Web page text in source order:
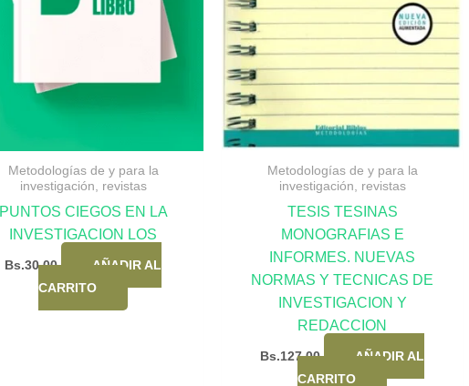
Metodologías de y para la
investigación, revistas
PUNTOS CIEGOS EN LA
INVESTIGACION LOS
Bs.30,00
AÑADIR AL
CARRITO
Metodologías de y para la
investigación, revistas
TESIS TESINAS
MONOGRAFIAS E
INFORMES. NUEVAS
NORMAS Y TECNICAS DE
INVESTIGACION Y
REDACCION
Bs.127,00
AÑADIR AL
CARRITO